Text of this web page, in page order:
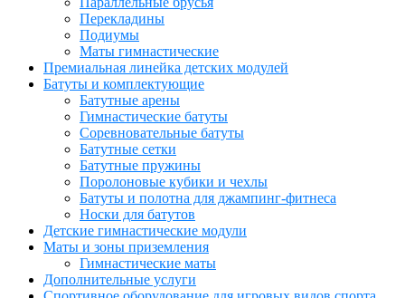
Перекладины
Подиумы
Маты гимнастические
Премиальная линейка детских модулей
Батуты и комплектующие
Батутные арены
Гимнастические батуты
Соревновательные батуты
Батутные сетки
Батутные пружины
Поролоновые кубики и чехлы
Батуты и полотна для джампинг-фитнеса
Носки для батутов
Детские гимнастические модули
Маты и зоны приземления
Гимнастические маты
Дополнительные услуги